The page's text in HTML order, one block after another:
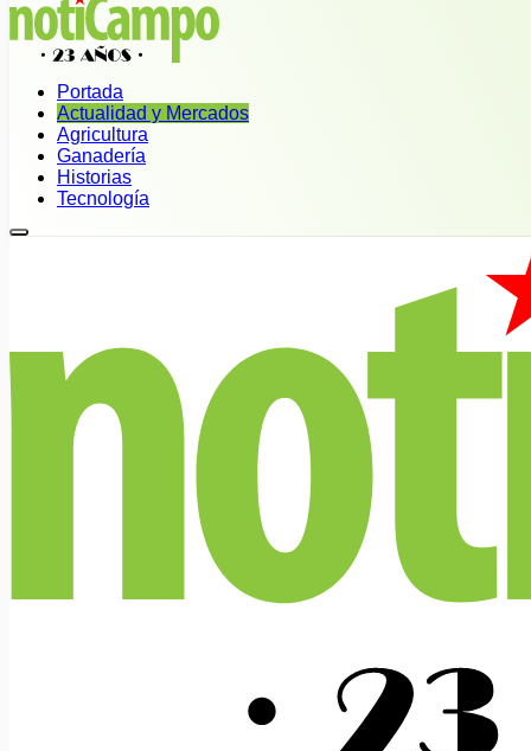
Portada
Actualidad y Mercados
Agricultura
Ganadería
Historias
Tecnología